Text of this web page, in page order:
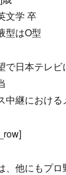
文学 卒
型はO型
で日本テレ
中継におけ
、他にもプ